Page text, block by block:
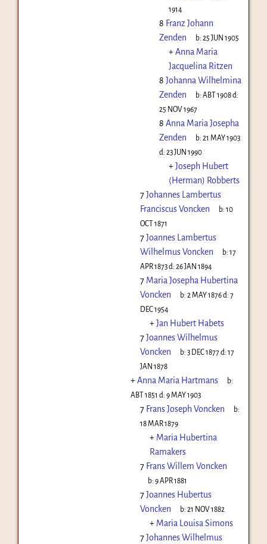
1914
8 Franz Johann
Zenden
b:25 JUN 1905
+Anna Maria
Jacquelina Ritzen
8 Johanna Wilhelmina
Zenden
b:ABT 1908d:
25 NOV 1967
8 Anna Maria Josepha
Zenden
b:21 MAY 1903
d: 23 JUN 1990
+Joseph Hubert
(Herman) Robberts
7Johannes Lambertus
Franciscus Voncken
b:10
OCT 1871
7Joannes Lambertus
Wilhelmus Voncken
b:17
APR 1873d: 26 JAN 1894
7 Maria Josepha Hubertina
Voncken
b:2 MAY 1876d:7
DEC 1954
+Jan Hubert Habets
7Joannes Wilhelmus
Voncken
b:3 DEC 1877d:17
JAN 1878
+Anna Maria Hartmans
b:
ABT 1851 d: 9 MAY 1903
7 Frans Joseph Voncken
b:
18 MAR 1879
+ Maria Hubertina
Ramakers
7 Frans Willem Voncken
b:9 APR 1881
7Joannes Hubertus
Voncken
b:21 NOV 1882
+ Maria Louisa Simons
7Johannes Wilhelmus